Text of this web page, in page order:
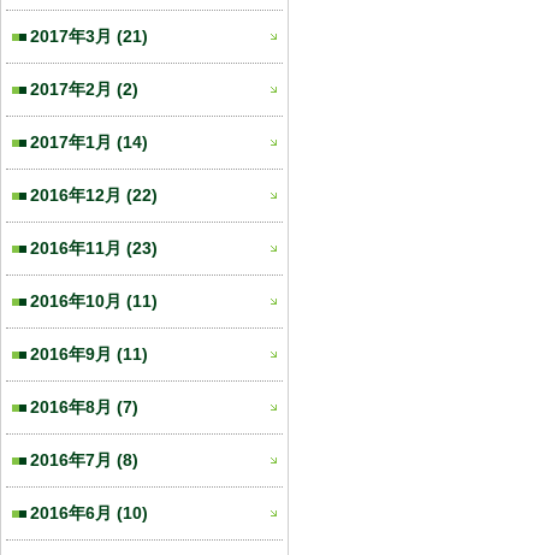
2017年3月 (21)
2017年2月 (2)
2017年1月 (14)
2016年12月 (22)
2016年11月 (23)
2016年10月 (11)
2016年9月 (11)
2016年8月 (7)
2016年7月 (8)
2016年6月 (10)